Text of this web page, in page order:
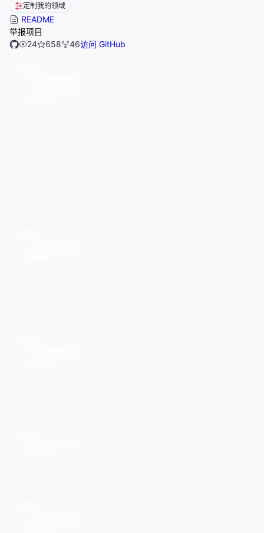
定制我的领域
README
举报项目
24
658 46访问 GitHub